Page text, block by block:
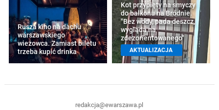
Rusza kino na dachu
warszawskiego
wieżowca. Zamiast biletu
trzeba kupić drinka
Kot przypięty na smyczy
do balkonu na Bródnie.
"Bez wody, pada deszcz,
wygląda na
zdezorientowanego"
AKTUALIZACJA
redakcja@ewarszawa.pl